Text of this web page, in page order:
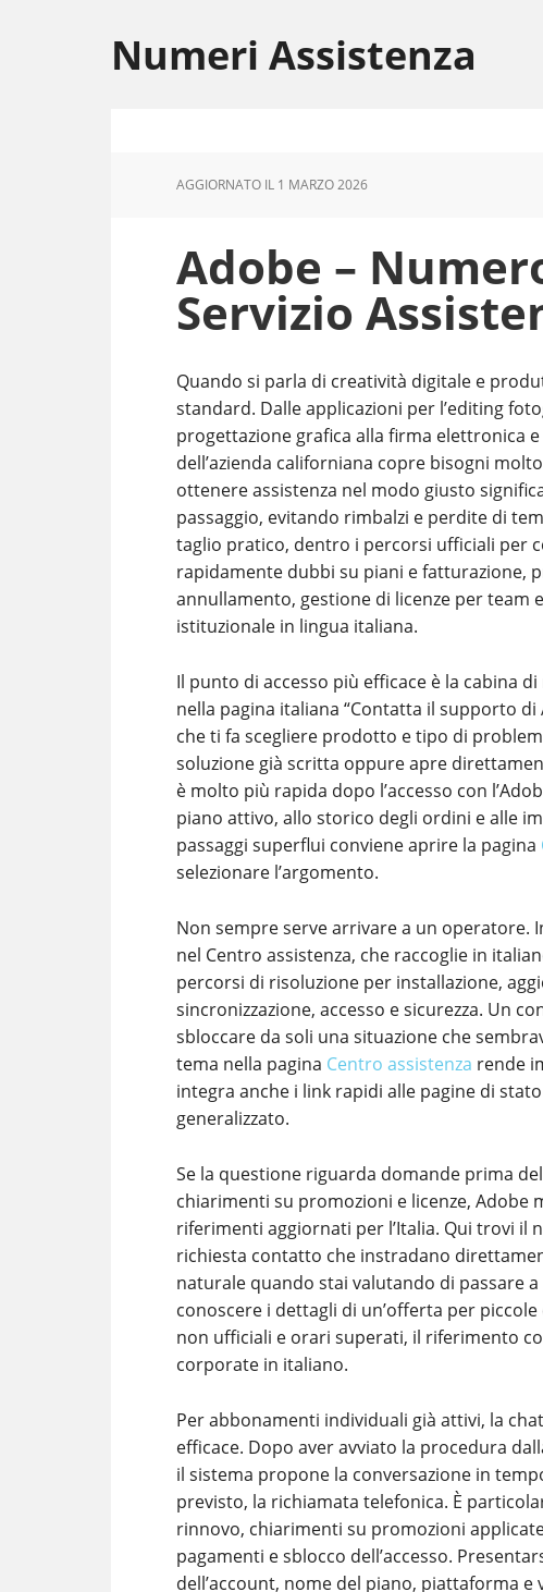
to
main
to
primary
to
footer
Numeri Assistenza
AGGIORNATO IL 1 MARZO 2026
Adobe –
Servizio
Quando si parla di creatività digitale e
standard. Dalle applicazioni per l’editing
progettazione grafica alla firma elettronica
dell’azienda californiana copre bisogni
ottenere assistenza nel modo giusto
passaggio, evitando rimbalzi e perdite di
taglio pratico, dentro i percorsi ufficiali per
rapidamente dubbi su piani e fatturazione,
annullamento, gestione di licenze per team
istituzionale in lingua italiana.
Il punto di accesso più efficace è la cabina
nella pagina italiana “Contatta il supporto
che ti fa scegliere prodotto e tipo di
soluzione già scritta oppure apre
è molto più rapida dopo l’accesso con
piano attivo, allo storico degli ordini e alle
passaggi superflui conviene aprire la pagina
selezionare l’argomento.
Non sempre serve arrivare a un operatore.
nel Centro assistenza, che raccoglie in
percorsi di risoluzione per installazione,
sincronizzazione, accesso e sicurezza. Un
sbloccare da soli una situazione che
tema nella pagina Centro assistenza rende
integra anche i link rapidi alle pagine di
generalizzato.
Se la questione riguarda domande prima
chiarimenti su promozioni e licenze, Adobe
riferimenti aggiornati per l’Italia. Qui trovi il
richiesta contatto che instradano
naturale quando stai valutando di passare
conoscere i dettagli di un’offerta per
non ufficiali e orari superati, il riferimento
corporate in italiano.
Per abbonamenti individuali già attivi, la
efficace. Dopo aver avviato la procedura
il sistema propone la conversazione in
previsto, la richiamata telefonica. È
rinnovo, chiarimenti su promozioni
pagamenti e sblocco dell’accesso.
dell’account, nome del piano, piattaforma